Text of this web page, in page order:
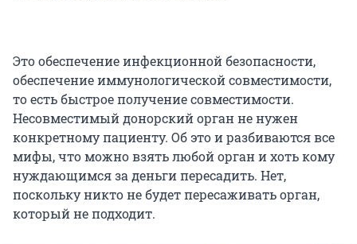
Это обеспечение инфекционной безопасности,
обеспечение иммунологической совместимости,
то есть быстрое получение совместимости.
Несовместимый донорский орган не нужен
конкретному пациенту. Об это и разбиваются все
мифы, что можно взять любой орган и хоть кому
нуждающимся за деньги пересадить. Нет,
поскольку никто не будет пересаживать орган,
который не подходит.